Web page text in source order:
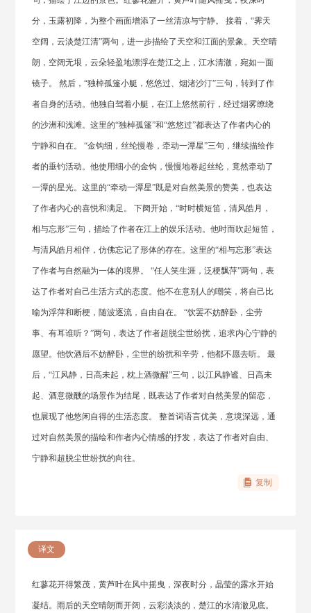
分，玉露初降，为整个画面增添了一丝清凉与宁静。 接着，“霁天
空阔，云淡楚江清”两句，进一步描绘了天空和江面的景象。天空晴
朗，空阔无垠，云朵轻盈地漂浮在楚江之上，江水清澈，宛如一面
镜子。 然后，“独棹孤篷小艇，悠悠过、烟渚沙汀”三句，转到了作
者自身的活动。他独自驾着小艇，在江上悠然前行，经过烟雾缭绕
的沙洲和浅滩。这里的“独棹孤篷”和“悠悠过”都表达了作者内心的
宁静和自在。 “金钩细，丝纶慢卷，牵动一潭星”三句，继续描绘作
者的垂钓活动。他使用细小的金钩，慢慢地卷起丝纶，竟然牵动了
一潭的星光。这里的“牵动一潭星”既是对自然美景的赞美，也表达
了作者内心的喜悦和满足。 下阕开始，“时时横短笛，清风皓月，
相与忘形”三句，描绘了作者在江上的娱乐活动。他时而吹起短笛，
与清风皓月相伴，仿佛忘记了形体的存在。这里的“相与忘形”表达
了作者与自然融为一体的境界。 “任人笑生涯，泛梗飘萍”两句，表
达了作者对自己生活方式的态度。他不在意别人的嘲笑，将自己比
喻为浮萍和断梗，随波逐流，自由自在。 “饮罢不妨醉卧，尘劳
事、有耳谁听？”两句，表达了作者超脱尘世纷扰，追求内心宁静的
愿望。他饮酒后不妨醉卧，尘世的纷扰和辛劳，他都不愿去听。 最
后，“江风静，日高未起，枕上酒微醒”三句，以江风静谧、日高未
起、酒意微醺的场景作为结尾，既表达了作者对自然美景的留恋，
也展现了他悠闲自得的生活态度。 整首词语言优美，意境深远，通
过对自然美景的描绘和作者内心情感的抒发，表达了作者对自由、
宁静和超脱尘世纷扰的向往。
复制
译文
红蓼花开得繁茂，黄芦叶在风中摇曳，深夜时分，晶莹的露水开始
凝结。雨后的天空晴朗而开阔，云彩淡淡的，楚江的水清澈见底。